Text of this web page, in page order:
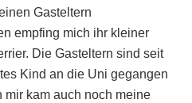
Gasteltern
empfing mich ihr kleiner
Die Gasteltern sind seit
Kind an die Uni gegangen
mir kam auch noch meine